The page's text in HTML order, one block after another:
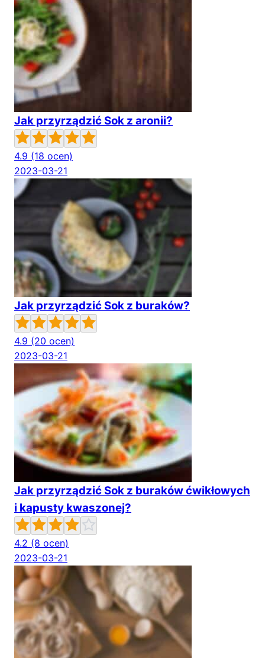
Jak przyrządzić Sok z aronii?
4.9 (18 ocen)
2023-03-21
Jak przyrządzić Sok z buraków?
4.9 (20 ocen)
2023-03-21
Jak przyrządzić Sok z buraków ćwikłowych
i kapusty kwaszonej?
4.2 (8 ocen)
2023-03-21